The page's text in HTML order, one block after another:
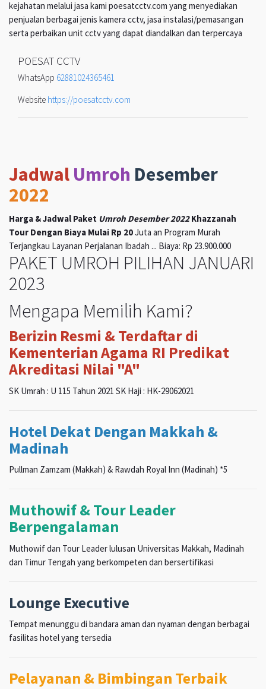
kejahatan melalui jasa kami poesatcctv.com yang menyediakan
penjualan berbagai jenis kamera cctv, jasa instalasi/pemasangan
serta perbaikan unit cctv yang dapat diandalkan dan terpercaya
POESAT CCTV
WhatsApp 62881024365461
Website https://poesatcctv.com
Jadwal Umroh Desember
2022
Harga & Jadwal Paket Umroh Desember 2022Khazzanah
Tour Dengan Biaya Mulai Rp 20Juta an Program Murah
Terjangkau Layanan Perjalanan Ibadah ... Biaya: Rp 23.900.000
PAKET UMROH PILIHAN JANUARI
2023
Mengapa Memilih Kami?
Berizin Resmi & Terdaftar di
Kementerian Agama RI Predikat
Akreditasi Nilai "A"
SK Umrah : U 115 Tahun 2021 SK Haji : HK-29062021
Hotel Dekat Dengan Makkah &
Madinah
Pullman Zamzam (Makkah) & Rawdah Royal Inn (Madinah) *5
Muthowif & Tour Leader
Berpengalaman
Muthowif dan Tour Leader lulusan Universitas Makkah, Madinah
dan Timur Tengah yang berkompeten dan bersertifikasi
Lounge Executive
Tempat menunggu di bandara aman dan nyaman dengan berbagai
fasilitas hotel yang tersedia
Pelayanan & Bimbingan Terbaik